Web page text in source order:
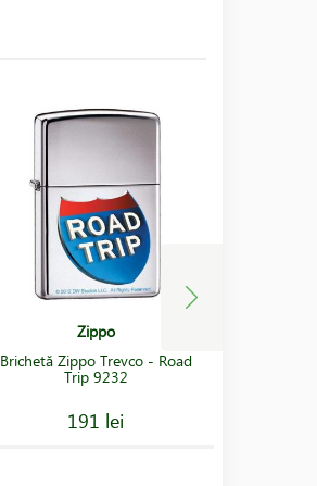
Zippo
Brichetă Zippo Trevco - Road
Trip 9232
191 lei